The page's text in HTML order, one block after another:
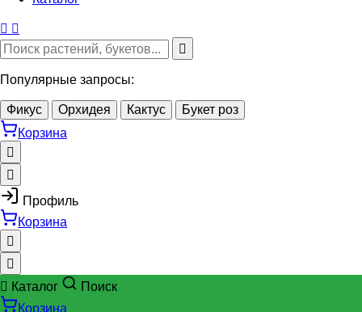
Популярные запросы:
Фикус Орхидея Кактус
Букет роз
Корзина
Профиль
Корзина
Каталог
Поиск
Корзина